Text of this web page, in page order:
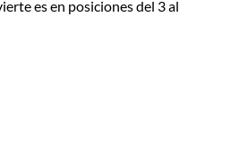
es en posiciones del 3 al